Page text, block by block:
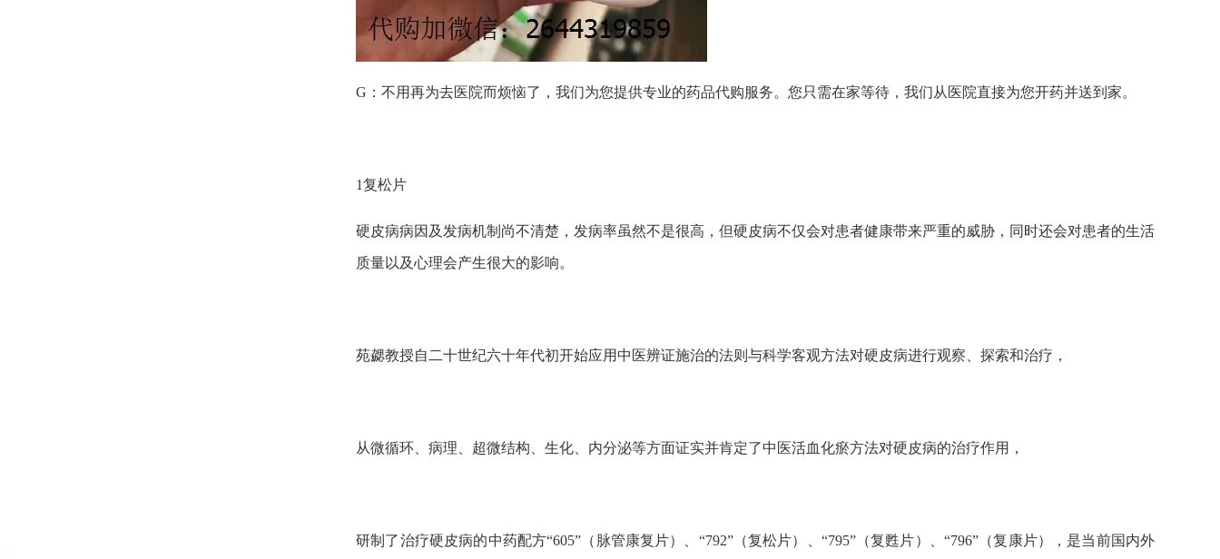
G：不用再为去医院而烦恼了，我们为您提供专业的药品代购服务。您只需在家等待，我们从医院直接为您开药并送到家。
1复松片
硬皮病病因及发病机制尚不清楚，发病率虽然不是很高，但硬皮病不仅会对患者健康带来严重的威胁，同时还会对患者的生活
质量以及心理会产生很大的影响。
苑勰教授自二十世纪六十年代初开始应用中医辨证施治的法则与科学客观方法对硬皮病进行观察、探索和治疗，
从微循环、病理、超微结构、生化、内分泌等方面证实并肯定了中医活血化瘀方法对硬皮病的治疗作用，
研制了治疗硬皮病的中药配方“605”（脉管康复片）、“792”（复松片）、“795”（复甦片）、“796”（复康片），是当前国内外